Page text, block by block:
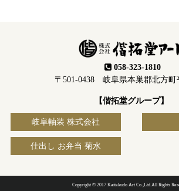
058-323-1810
〒501-0438 岐阜県本巣郡北方町
【偕拓堂グループ】
岐阜軸装 株式会社
仕出し お弁当 菊水
Copyright © 2017 Kaitakudo Art Co.,Ltd.All Rights